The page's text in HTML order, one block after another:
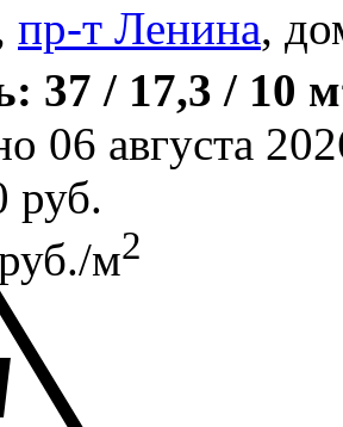
пр-т Ленина,
37 / 17,3 / 10 м
06 августа
руб.
м2